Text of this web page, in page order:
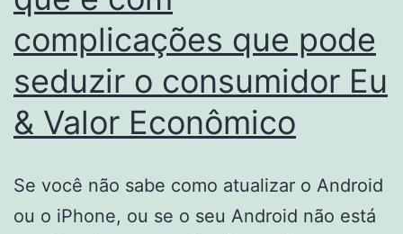
complicações que pode
seduzir o consumidor Eu
& Valor Econômico
Se você não sabe como atualizar o Android
ou o iPhone, ou se o seu Android não está